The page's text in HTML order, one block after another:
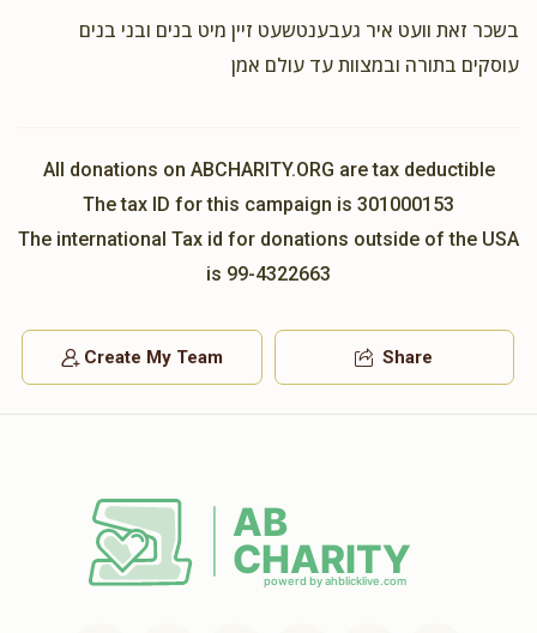
מאיראוויטש ומשפחתו, ר' יהודה ראזינגער ומשפחתו
$12.50
Mordechai Hirschהנהלת התלמוד תורה, ר' שמעון סורקיס
ומשפחתו, ר' מאיר ראזינגער ומשפחתו
2 years ago
$18.00
בשכר זאת וועט איר געבענטשעט זיין מיט בנים ובני בנים
עוסקים בתורה ובמצוות עד עולם אמן
All donations on ABCHARITY.ORG are tax deductible
The tax ID for this campaign is 301000153
The international Tax id for donations outside of the USA
is 99-4322663
Create My Team Share